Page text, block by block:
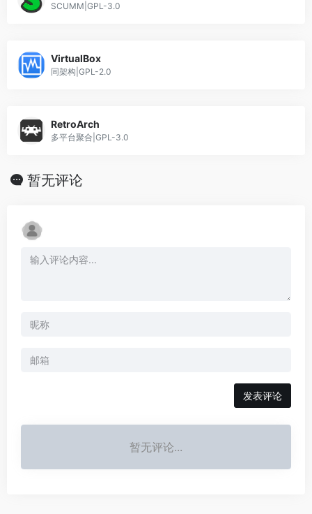
SCUMM|GPL-3.0
VirtualBox
同架构|GPL-2.0
RetroArch
多平台聚合|GPL-3.0
暂无评论
发表评论
暂无评论...